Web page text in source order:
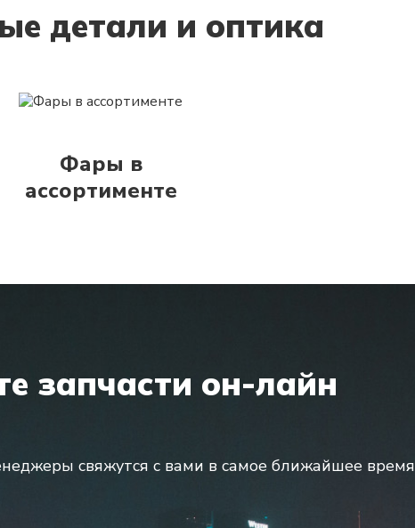
детали и оптика
Фары в
ассортименте
запчасти он-лайн
свяжутся с вами в самое ближайшее время